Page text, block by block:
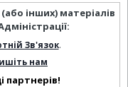
інших) матеріалів
Зв'язок.
нам
партнерів!